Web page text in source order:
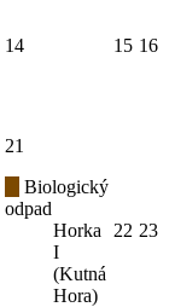
14 15 16
21
Biologický
odpad
Horka
I
(Kutná
Hora)
22 23